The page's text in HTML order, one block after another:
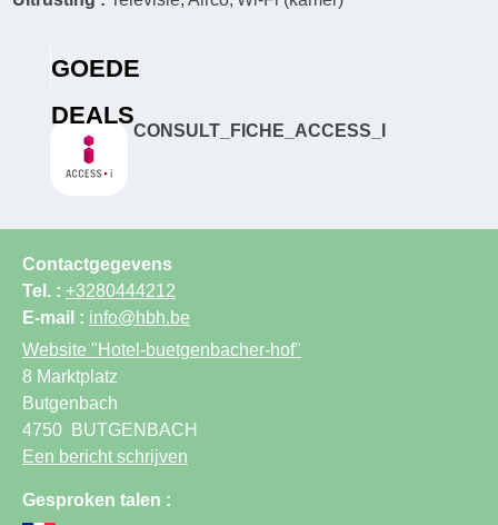
GOEDE
DEALS
CONSULT_FICHE_ACCESS_I
Contactgegevens
Tel. : +3280444212
E-mail : info@hbh.be
Website "Hotel-buetgenbacher-hof"
8 Marktplatz
Butgenbach
4750
BUTGENBACH
Een bericht schrijven
Gesproken talen :